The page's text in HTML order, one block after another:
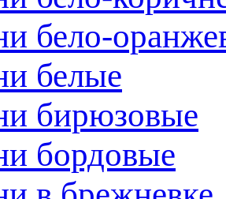
бело-
белые
бирюзовые
бордовые